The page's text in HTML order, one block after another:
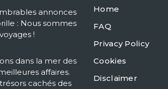
annonces
: Nous sommes
!
dans la mer des
affaires.
cachés des
Home
FAQ
Privacy Policy
Cookies
Disclaimer